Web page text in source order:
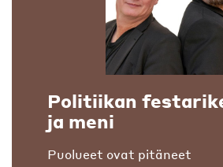
Politiikan
ja meni
Puolueet ovat pitäneet